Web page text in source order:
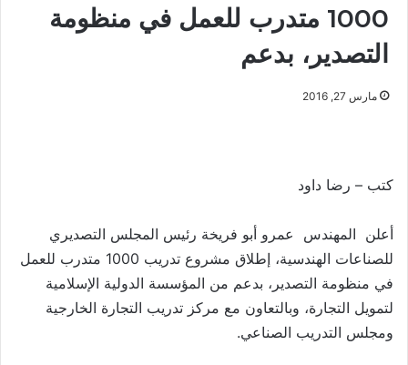
1000 متدرب للعمل في منظومة
التصدير، بدعم
مارس 27, 2016
كتب – رضا داود
أعلن المهندس عمرو أبو فريخة رئيس المجلس التصديري
للصناعات الهندسية، إطلاق مشروع تدريب 1000 متدرب للعمل
في منظومة التصدير، بدعم من المؤسسة الدولية الإسلامية
لتمويل التجارة، وبالتعاون مع مركز تدريب التجارة الخارجية
ومجلس التدريب الصناعي.